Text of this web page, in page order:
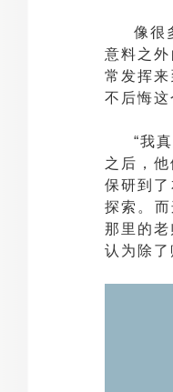
像很
意料之
常发挥
不后悔这
“我
之后，
保研到
探索。
那里的
认为除